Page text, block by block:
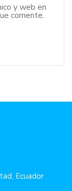
y web en
comente.
Ecuador